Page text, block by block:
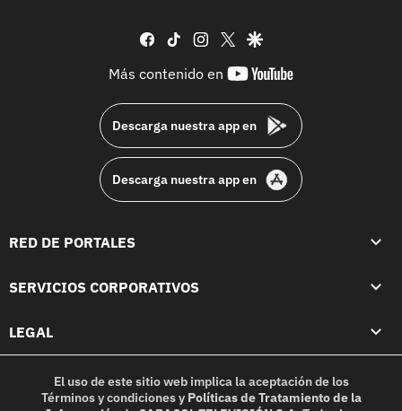
facebook
tiktok instagram
twittergoogle
Más contenido en
youtube-
Descarga nuestra app en
Descarga nuestra app en
RED DE PORTALES
SERVICIOS CORPORATIVOS
LEGAL
El uso de este sitio web implica la aceptación de los
Términos y condicionesy Políticas de Tratamiento de la